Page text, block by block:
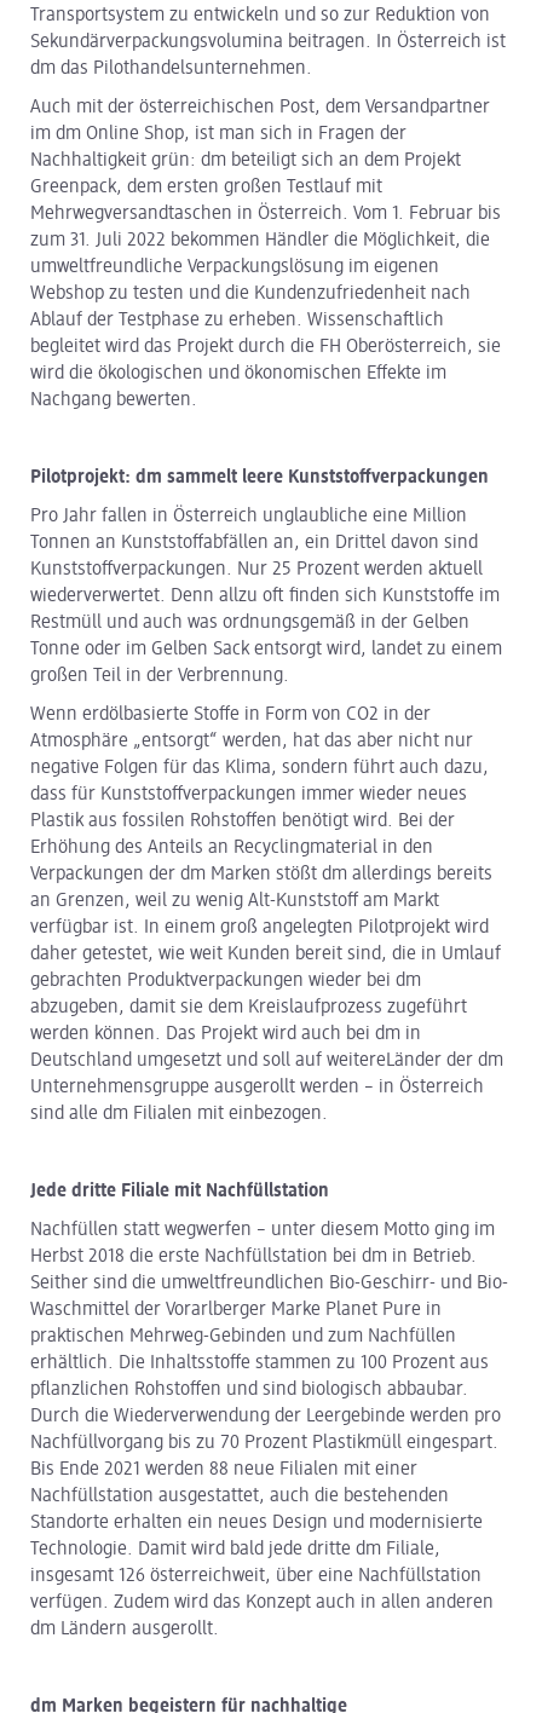
Transportsystem zu entwickeln und so zur Reduktion von
Sekundärverpackungsvolumina beitragen. In Österreich ist
dm das Pilothandelsunternehmen.
Auch mit der österreichischen Post, dem Versandpartner
im dm Online Shop, ist man sich in Fragen der
Nachhaltigkeit grün: dm beteiligt sich an dem Projekt
Greenpack, dem ersten großen Testlauf mit
Mehrwegversandtaschen in Österreich. Vom 1. Februar bis
zum 31. Juli 2022 bekommen Händler die Möglichkeit, die
umweltfreundliche Verpackungslösung im eigenen
Webshop zu testen und die Kundenzufriedenheit nach
Ablauf der Testphase zu erheben. Wissenschaftlich
begleitet wird das Projekt durch die FH Oberösterreich, sie
wird die ökologischen und ökonomischen Effekte im
Nachgang bewerten.
Pilotprojekt: dm sammelt leere Kunststoffverpackungen
Pro Jahr fallen in Österreich unglaubliche eine Million
Tonnen an Kunststoffabfällen an, ein Drittel davon sind
Kunststoffverpackungen. Nur 25 Prozent werden aktuell
wiederverwertet. Denn allzu oft finden sich Kunststoffe im
Restmüll und auch was ordnungsgemäß in der Gelben
Tonne oder im Gelben Sack entsorgt wird, landet zu einem
großen Teil in der Verbrennung.
Wenn erdölbasierte Stoffe in Form von CO2 in der
Atmosphäre „entsorgt“ werden, hat das aber nicht nur
negative Folgen für das Klima, sondern führt auch dazu,
dass für Kunststoffverpackungen immer wieder neues
Plastik aus fossilen Rohstoffen benötigt wird. Bei der
Erhöhung des Anteils an Recyclingmaterial in den
Verpackungen der dm Marken stößt dm allerdings bereits
an Grenzen, weil zu wenig Alt-Kunststoff am Markt
verfügbar ist. In einem groß angelegten Pilotprojekt wird
daher getestet, wie weit Kunden bereit sind, die in Umlauf
gebrachten Produktverpackungen wieder bei dm
abzugeben, damit sie dem Kreislaufprozess zugeführt
werden können. Das Projekt wird auch bei dm in
Deutschland umgesetzt und soll auf weitereLänder der dm
Unternehmensgruppe ausgerollt werden – in Österreich
sind alle dm Filialen mit einbezogen.
Jede dritte Filiale mit Nachfüllstation
Nachfüllen statt wegwerfen – unter diesem Motto ging im
Herbst 2018 die erste Nachfüllstation bei dm in Betrieb.
Seither sind die umweltfreundlichen Bio-Geschirr- und Bio-
Waschmittel der Vorarlberger Marke Planet Pure in
praktischen Mehrweg-Gebinden und zum Nachfüllen
erhältlich. Die Inhaltsstoffe stammen zu 100 Prozent aus
pflanzlichen Rohstoffen und sind biologisch abbaubar.
Durch die Wiederverwendung der Leergebinde werden pro
Nachfüllvorgang bis zu 70 Prozent Plastikmüll eingespart.
Bis Ende 2021 werden 88 neue Filialen mit einer
Nachfüllstation ausgestattet, auch die bestehenden
Standorte erhalten ein neues Design und modernisierte
Technologie. Damit wird bald jede dritte dm Filiale,
insgesamt 126 österreichweit, über eine Nachfüllstation
verfügen. Zudem wird das Konzept auch in allen anderen
dm Ländern ausgerollt.
dm Marken begeistern für nachhaltige